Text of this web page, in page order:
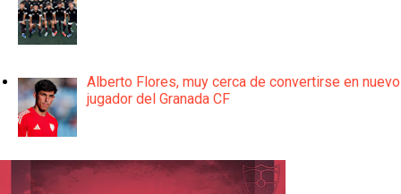
Alberto Flores, muy cerca de convertirse en nuevo
jugador del Granada CF